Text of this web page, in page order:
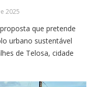
2025
que pretende
urbano sustentável
de Telosa, cidade